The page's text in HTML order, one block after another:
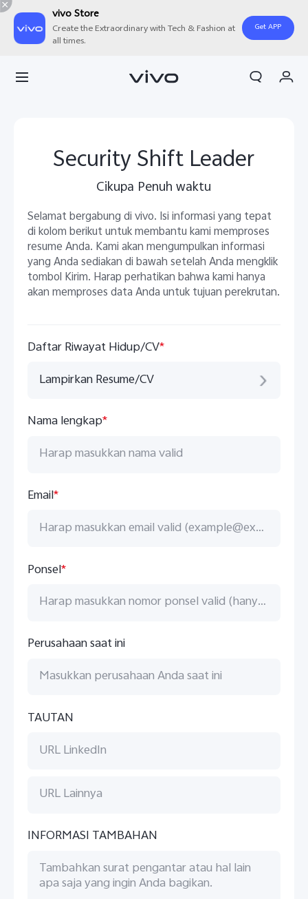
vivo Store
Create the Extraordinary with Tech & Fashion at
all times.
Get APP
Indonesia | Pilih negara/wilayah
Akun SayaSecurity Shift Leader
Cikupa Penuh waktu
Selamat bergabung di vivo. Isi informasi yang tepat
di kolom berikut untuk membantu kami memproses
resume Anda. Kami akan mengumpulkan informasi
yang Anda sediakan di bawah setelah Anda mengklik
tombol Kirim. Harap perhatikan bahwa kami hanya
akan memproses data Anda untuk tujuan perekrutan.
Daftar Riwayat Hidup/CV*
Lampirkan Resume/CV
Nama lengkap*
Email*
Ponsel*
Perusahaan saat ini
TAUTAN
INFORMASI TAMBAHAN